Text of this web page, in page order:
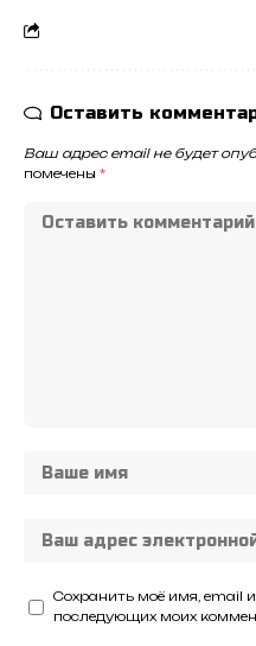
Оставить
Ваш адрес email не будет
помечены *
Сохранить моё имя, email
последующих моих